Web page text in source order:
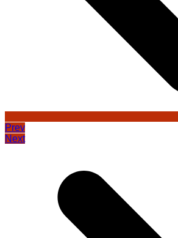
Prev
Next